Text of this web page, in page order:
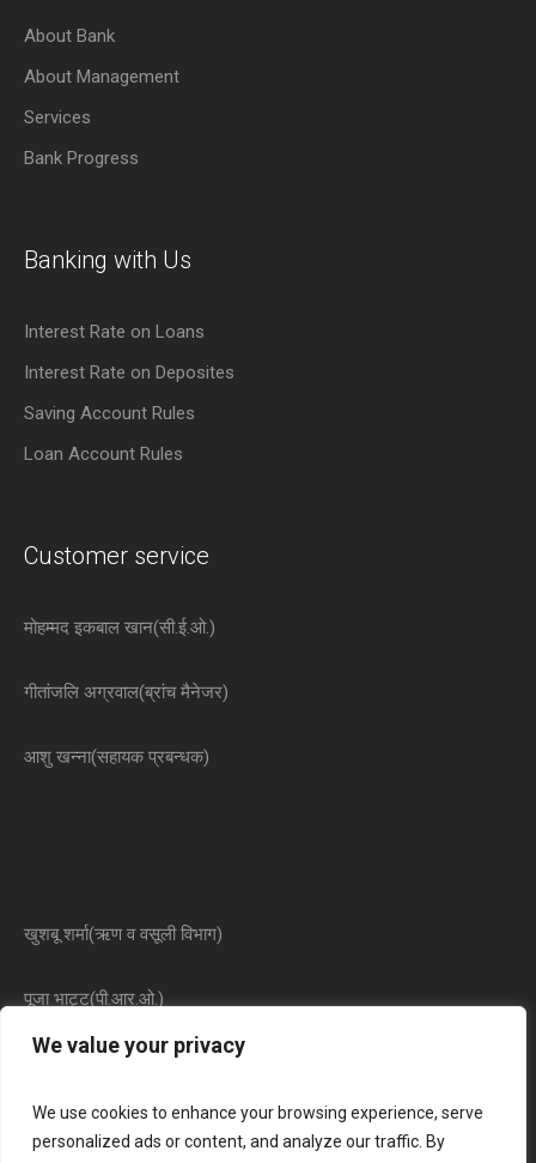
We value your privacy
We use cookies to enhance your browsing experience, serve
personalized ads or content, and analyze our traffic. By
About Bank
About Management
Services
Bank Progress
Banking with Us
Interest Rate on Loans
Interest Rate on Deposites
Saving Account Rules
Loan Account Rules
Customer service
मोहम्मद इकबाल खान(सी.ई.ओ.)
गीतांजलि अग्रवाल(ब्रांच मैनेजर)
आशु खन्ना(सहायक प्रबन्धक)
खुशबू शर्मा(ऋण व वसूली विभाग)
पूजा भाट्ट(पी.आर.ओ.)